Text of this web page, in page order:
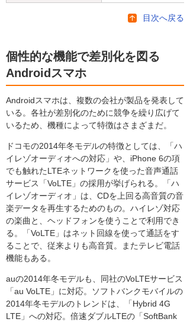
目次へ戻る
個性的な機能で差別化を図る
Androidスマホ
Androidスマホは、複数の会社が製品を発表して
いる。各社が差別化のために競争を繰り広げて
いるため、機種によって特徴はさまざまだ。
ドコモの2014年冬モデルの特徴としては、「ハ
イレゾオーディオへの対応」や、iPhone 6の項
でも触れたLTEネットワークを使った音声通話
サービス「VoLTE」の採用が挙げられる。「ハ
イレゾオーディオ」は、CDを上回る高音質の音
楽データを再生するためのもの。ハイレゾ対応
の楽曲と、ヘッドフォンを使うことで利用でき
る。「VoLTE」はネット回線を使って通話をす
ることで、従来よりも高音質。またテレビ電話
機能もある。
auの2014年冬モデルも、同社のVoLTEサービス
「au VoLTE」に対応。ソフトバンクモバイルの
2014年冬モデルのトレンドは、「Hybrid 4G
LTE」への対応。倍速ダブルLTEの「SoftBank